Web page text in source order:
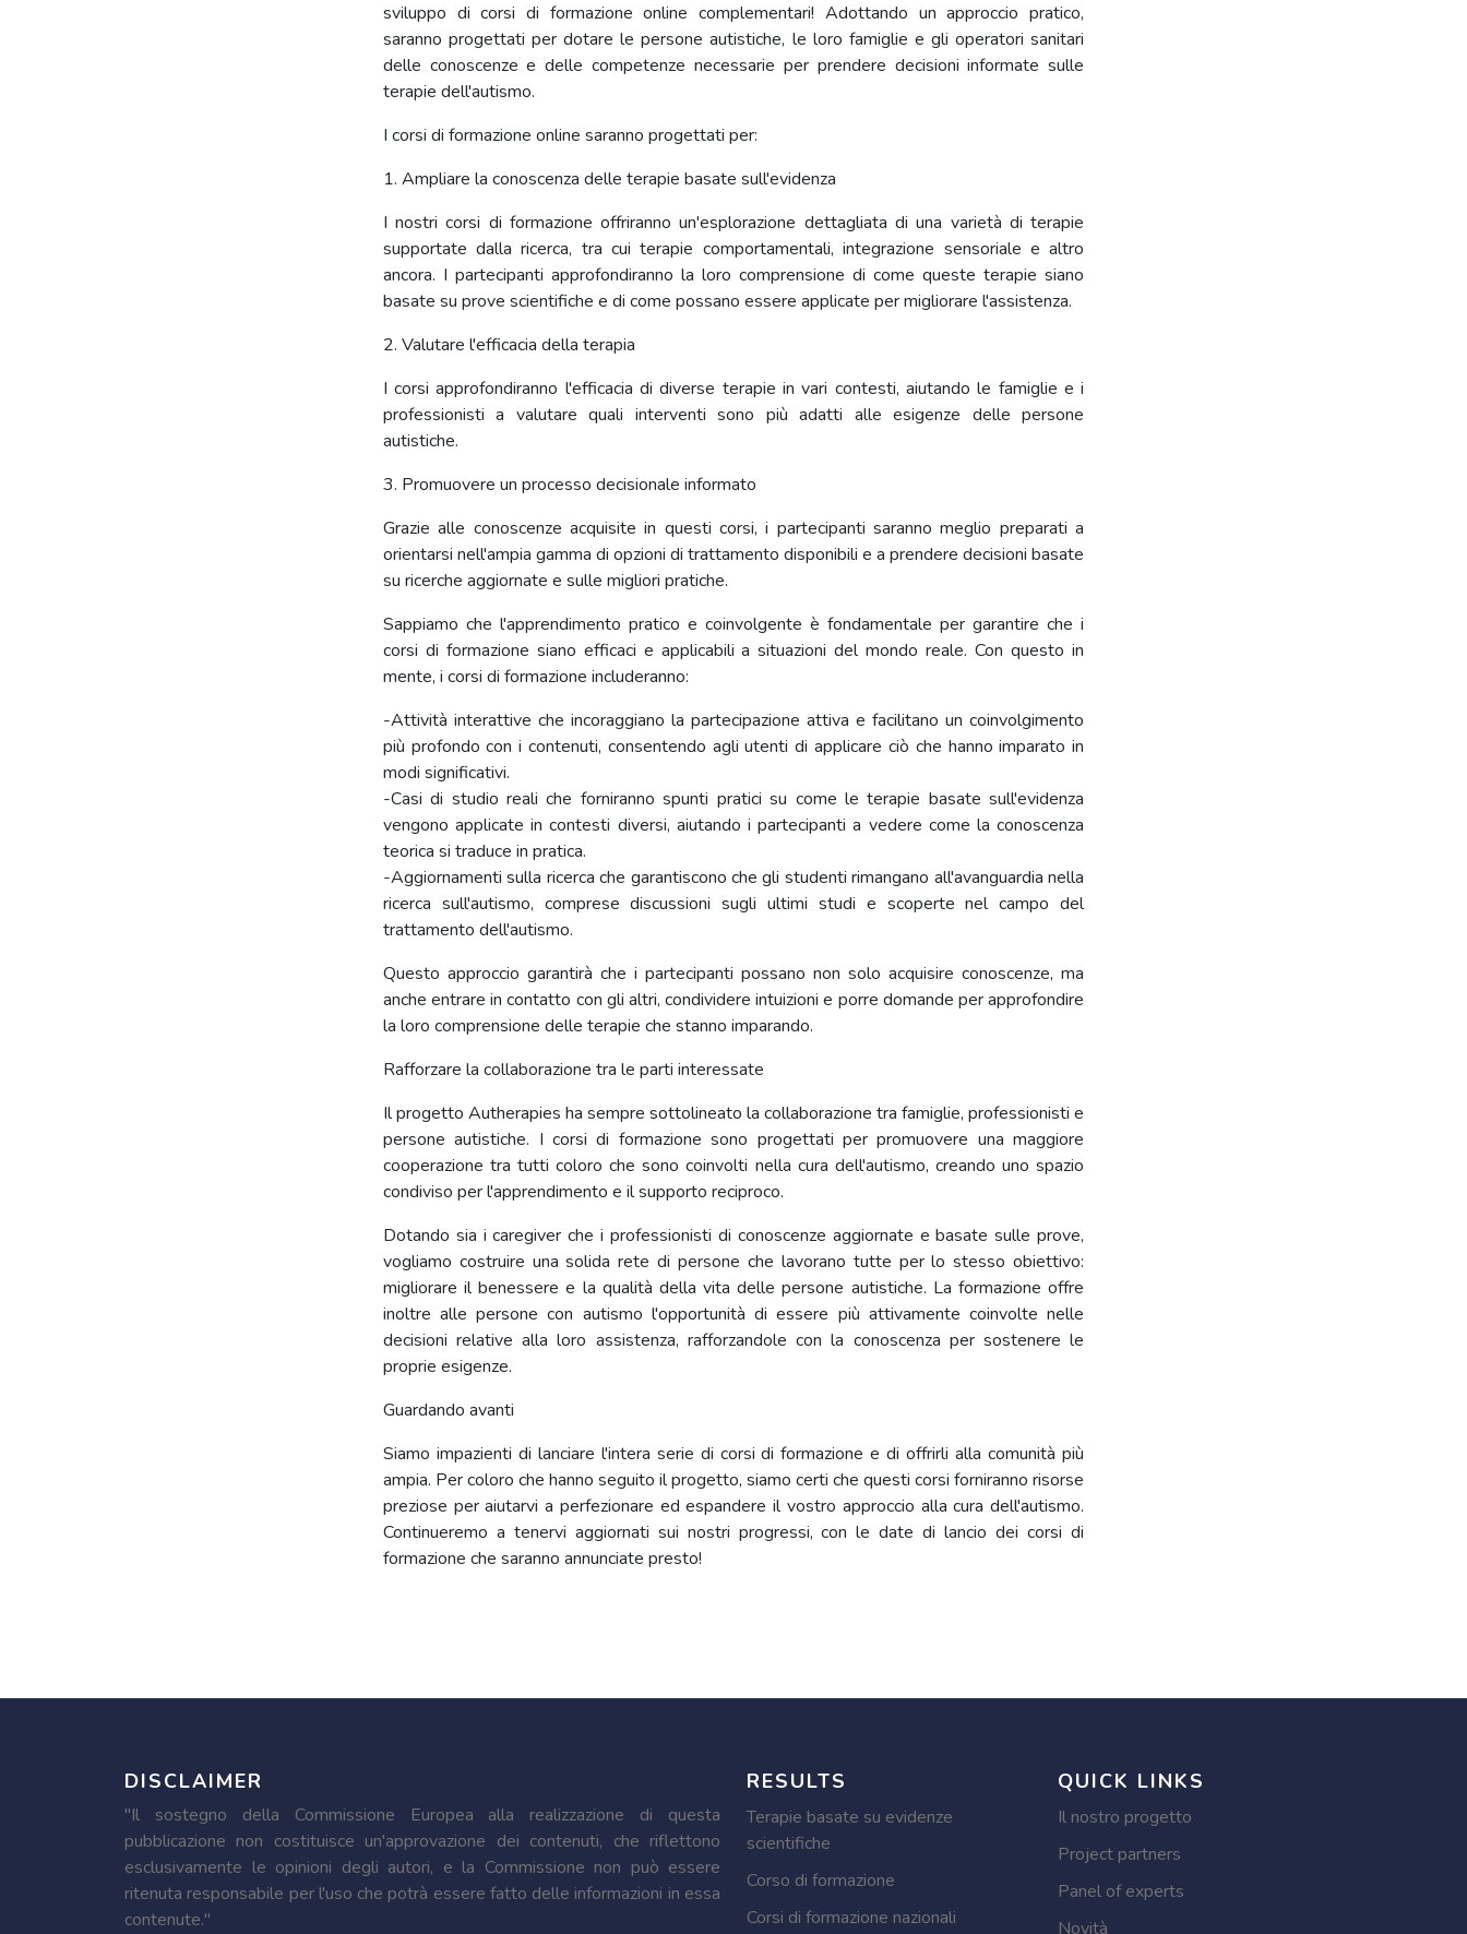
sviluppo di corsi di formazione online complementari! Adottando un approccio pratico,
saranno progettati per dotare le persone autistiche, le loro famiglie e gli operatori sanitari
delle conoscenze e delle competenze necessarie per prendere decisioni informate sulle
terapie dell'autismo.
I corsi di formazione online saranno progettati per:
1. Ampliare la conoscenza delle terapie basate sull'evidenza
I nostri corsi di formazione offriranno un'esplorazione dettagliata di una varietà di terapie
supportate dalla ricerca, tra cui terapie comportamentali, integrazione sensoriale e altro
ancora. I partecipanti approfondiranno la loro comprensione di come queste terapie siano
basate su prove scientifiche e di come possano essere applicate per migliorare l'assistenza.
2. Valutare l'efficacia della terapia
I corsi approfondiranno l'efficacia di diverse terapie in vari contesti, aiutando le famiglie e i
professionisti a valutare quali interventi sono più adatti alle esigenze delle persone
autistiche.
3. Promuovere un processo decisionale informato
Grazie alle conoscenze acquisite in questi corsi, i partecipanti saranno meglio preparati a
orientarsi nell'ampia gamma di opzioni di trattamento disponibili e a prendere decisioni basate
su ricerche aggiornate e sulle migliori pratiche.
Sappiamo che l'apprendimento pratico e coinvolgente è fondamentale per garantire che i
corsi di formazione siano efficaci e applicabili a situazioni del mondo reale. Con questo in
mente, i corsi di formazione includeranno:
-Attività interattive che incoraggiano la partecipazione attiva e facilitano un coinvolgimento
più profondo con i contenuti, consentendo agli utenti di applicare ciò che hanno imparato in
modi significativi.
-Casi di studio reali che forniranno spunti pratici su come le terapie basate sull'evidenza
vengono applicate in contesti diversi, aiutando i partecipanti a vedere come la conoscenza
teorica si traduce in pratica.
-Aggiornamenti sulla ricerca che garantiscono che gli studenti rimangano all'avanguardia nella
ricerca sull'autismo, comprese discussioni sugli ultimi studi e scoperte nel campo del
trattamento dell'autismo.
Questo approccio garantirà che i partecipanti possano non solo acquisire conoscenze, ma
anche entrare in contatto con gli altri, condividere intuizioni e porre domande per approfondire
la loro comprensione delle terapie che stanno imparando.
Rafforzare la collaborazione tra le parti interessate
Il progetto Autherapies ha sempre sottolineato la collaborazione tra famiglie, professionisti e
persone autistiche. I corsi di formazione sono progettati per promuovere una maggiore
cooperazione tra tutti coloro che sono coinvolti nella cura dell'autismo, creando uno spazio
condiviso per l'apprendimento e il supporto reciproco.
Dotando sia i caregiver che i professionisti di conoscenze aggiornate e basate sulle prove,
vogliamo costruire una solida rete di persone che lavorano tutte per lo stesso obiettivo:
migliorare il benessere e la qualità della vita delle persone autistiche. La formazione offre
inoltre alle persone con autismo l'opportunità di essere più attivamente coinvolte nelle
decisioni relative alla loro assistenza, rafforzandole con la conoscenza per sostenere le
proprie esigenze.
Guardando avanti
Siamo impazienti di lanciare l'intera serie di corsi di formazione e di offrirli alla comunità più
ampia. Per coloro che hanno seguito il progetto, siamo certi che questi corsi forniranno risorse
preziose per aiutarvi a perfezionare ed espandere il vostro approccio alla cura dell'autismo.
Continueremo a tenervi aggiornati sui nostri progressi, con le date di lancio dei corsi di
formazione che saranno annunciate presto!
DISCLAIMER
"Il sostegno della Commissione Europea alla realizzazione di questa
pubblicazione non costituisce un'approvazione dei contenuti, che riflettono
esclusivamente le opinioni degli autori, e la Commissione non può essere
ritenuta responsabile per l'uso che potrà essere fatto delle informazioni in essa
contenute."
RESULTS
Terapie basate su evidenze
scientifiche
Corso di formazione
Corsi di formazione nazionali
QUICK LINKS
Il nostro progetto
Project partners
Panel of experts
Novità